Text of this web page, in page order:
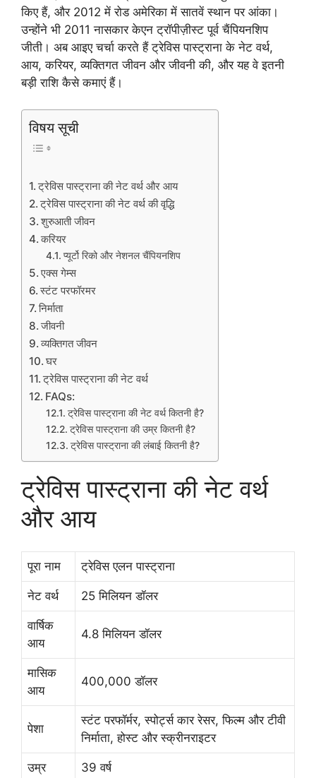
किए हैं, और 2012 में रोड अमेरिका में सातवें स्थान पर आंका।
उन्होंने भी 2011 नासकार केएन ट्रॉपीज़ीस्ट पूर्व चैंपियनशिप
जीती। अब आइए चर्चा करते हैं ट्रेविस पास्ट्राना के नेट वर्थ,
आय, करियर, व्यक्तिगत जीवन और जीवनी की, और यह वे इतनी
बड़ी राशि कैसे कमाएं हैं।
विषय सूची
ट्रेविस पास्ट्राना की नेट वर्थ और आय
ट्रेविस पास्ट्राना की नेट वर्थ की वृद्धि
शुरुआती जीवन
करियर
प्यूर्टो रिको और नेशनल चैंपियनशिप
एक्स गेम्स
स्टंट परफॉरमर
निर्माता
जीवनी
व्यक्तिगत जीवन
घर
ट्रेविस पास्ट्राना की नेट वर्थ
FAQs:
ट्रेविस पास्ट्राना की नेट वर्थ कितनी है?
ट्रेविस पास्ट्राना की उम्र कितनी है?
ट्रेविस पास्ट्राना की लंबाई कितनी है?
ट्रेविस पास्ट्राना की नेट वर्थ
और आय
पूरा नाम ट्रेविस एलन पास्ट्राना
नेट वर्थ 25 मिलियन डॉलर
वार्षिक
आय
4.8 मिलियन डॉलर
मासिक
आय
400,000 डॉलर
पेशा
स्टंट परफॉर्मर, स्पोर्ट्स कार रेसर, फिल्म और टीवी
निर्माता, होस्ट और स्क्रीनराइटर
उम्र 39 वर्ष